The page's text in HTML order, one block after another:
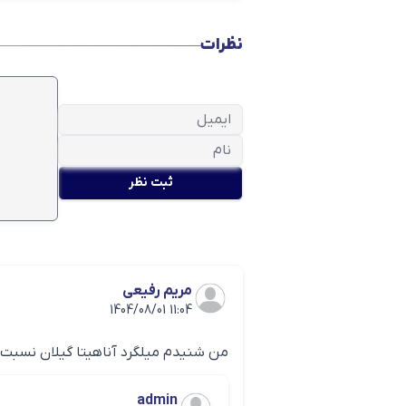
قیمت میلگرد ۱۴ آناهیتا
یکی از پر مصرف ترین محصولات
قیمت میلگرد ۱۶ آناهیتا
نظرات
ثبت نظر
مریم رفیعی
1404/08/01 11:04
من شنیدم میلگرد آناهیتا گیلان
admin